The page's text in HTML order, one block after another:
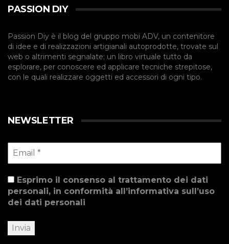
PASSION DIY
Passion Diy è il blog del gruppo mobi ADV, un contenitore
di idee e di realizzazioni artigianali autoprodotte, trovate sul
web o altrimenti segnalate; un libro virtuale tutto da
esplorare, per conoscere ed applicare tecniche strepitose,
con le quali realizzare oggetti ed accessori di ogni tipo.
NEWSLETTER
Esprimo il consenso al trattamento dei dati
personali, in conformità all’informativa sull’uso
dei dati personali